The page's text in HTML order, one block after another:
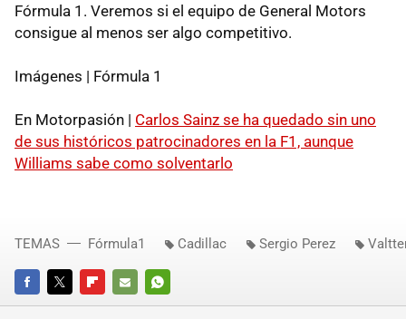
Fórmula 1. Veremos si el equipo de General Motors
consigue al menos ser algo competitivo.
Imágenes | Fórmula 1
En Motorpasión | Carlos Sainz se ha quedado sin uno
de sus históricos patrocinadores en la F1, aunque
Williams sabe como solventarlo
FACEBOOKTWITTERFLIPBOARD
E-
WHATSAPP
TEMAS Fórmula1 Cadillac Sergio Perez